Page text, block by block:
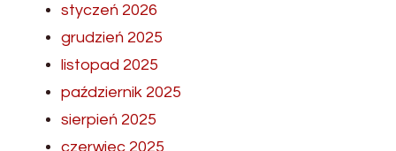
styczeń 2026
grudzień 2025
listopad 2025
październik 2025
sierpień 2025
czerwiec 2025